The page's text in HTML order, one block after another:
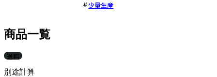
少量生産
商品一覧
送料
別途計算